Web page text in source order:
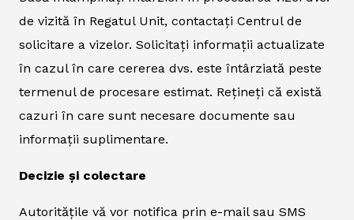
de vizită în Regatul Unit, contactați Centrul de
solicitare a vizelor. Solicitați informații actualizate
în cazul în care cererea dvs. este întârziată peste
termenul de procesare estimat. Rețineți că există
cazuri în care sunt necesare documente sau
informații suplimentare.
Decizie și colectare
Autoritățile vă vor notifica prin e-mail sau SMS